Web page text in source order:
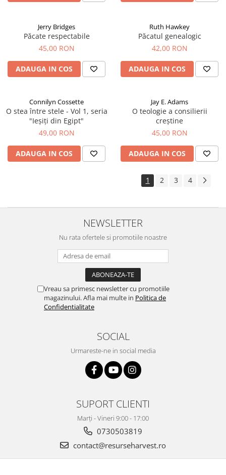
Jerry Bridges
Păcate respectabile
45,00 RON
ADAUGA IN COS
Ruth Hawkey
Păcatul genealogic
42,00 RON
ADAUGA IN COS
Connilyn Cossette
O stea între stele - Vol 1, seria
"Ieșiți din Egipt"
49,00 RON
ADAUGA IN COS
Jay E. Adams
O teologie a consilierii
creștine
45,00 RON
ADAUGA IN COS
1 2 3 4
NEWSLETTER
Nu rata ofertele si promotiile noastre
Vreau sa primesc newsletter cu promotiile
magazinului. Afla mai multe in Politica de
Confidentialitate
SOCIAL
Urmareste-ne in social media
SUPORT CLIENTI
Marți - Vineri 9:00 - 17:00
0730503819
contact@resurseharvest.ro